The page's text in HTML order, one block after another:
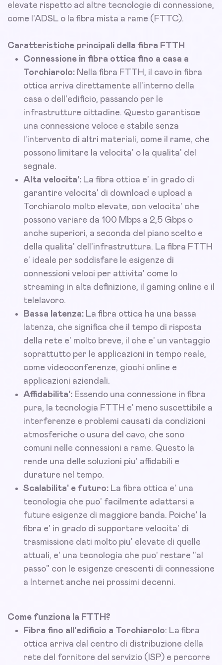
elevate rispetto ad altre tecnologie di connessione,
come l'ADSL o la fibra mista a rame (FTTC).
Caratteristiche principali della fibra FTTH
Connessione in fibra ottica fino a casa a
Torchiarolo: Nella fibra FTTH, il cavo in fibra
ottica arriva direttamente all'interno della
casa o dell'edificio, passando per le
infrastrutture cittadine. Questo garantisce
una connessione veloce e stabile senza
l'intervento di altri materiali, come il rame, che
possono limitare la velocita' o la qualita' del
segnale.
Alta velocita': La fibra ottica e' in grado di
garantire velocita' di download e upload a
Torchiarolo molto elevate, con velocita' che
possono variare da 100 Mbps a 2,5 Gbps o
anche superiori, a seconda del piano scelto e
della qualita' dell'infrastruttura. La fibra FTTH
e' ideale per soddisfare le esigenze di
connessioni veloci per attivita' come lo
streaming in alta definizione, il gaming online e il
telelavoro.
Bassa latenza: La fibra ottica ha una bassa
latenza, che significa che il tempo di risposta
della rete e' molto breve, il che e' un vantaggio
soprattutto per le applicazioni in tempo reale,
come videoconferenze, giochi online e
applicazioni aziendali.
Affidabilita': Essendo una connessione in fibra
pura, la tecnologia FTTH e' meno suscettibile a
interferenze e problemi causati da condizioni
atmosferiche o usura del cavo, che sono
comuni nelle connessioni a rame. Questo la
rende una delle soluzioni piu' affidabili e
durature nel tempo.
Scalabilita' e futuro: La fibra ottica e' una
tecnologia che puo' facilmente adattarsi a
future esigenze di maggiore banda. Poiche' la
fibra e' in grado di supportare velocita' di
trasmissione dati molto piu' elevate di quelle
attuali, e' una tecnologia che puo' restare "al
passo" con le esigenze crescenti di connessione
a Internet anche nei prossimi decenni.
Come funziona la FTTH?
Fibra fino all'edificio a Torchiarolo: La fibra
ottica arriva dal centro di distribuzione della
rete del fornitore del servizio (ISP) e percorre